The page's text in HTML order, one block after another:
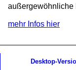
außergewöhnliche
mehr Infos hier
Desktop-